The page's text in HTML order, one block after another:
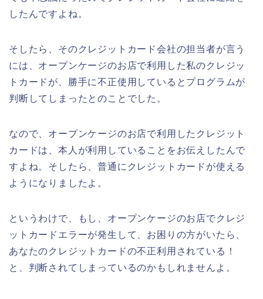
したんですよね。
そしたら、そのクレジットカード会社の担当者が言う
には、オープンケージのお店で利用した私のクレジッ
トカードが、勝手に不正使用しているとプログラムが
判断してしまったとのことでした。
なので、オープンケージのお店で利用したクレジット
カードは、本人が利用していることをお伝えしたんで
すよね。そしたら、普通にクレジットカードが使える
ようになりましたよ。
というわけで、もし、オープンケージのお店でクレジ
ットカードエラーが発生して、お困りの方がいたら、
あなたのクレジットカードの不正利用されている！
と、判断されてしまっているのかもしれませんよ。